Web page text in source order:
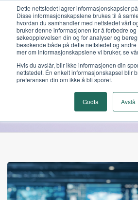
Dette nettstedet lagrer informasjonskapsler
Disse informasjonskapslene brukes til å
hvordan du samhandler med nettstedet vårt
bruker denne informasjonen for å forbedre og
søkeopplevelsen din og for analyser og
besøkende både på dette nettstedet og
mer om informasjonskapslene vi bruker, se
Hvis du avslår, blir ikke informasjonen din
nettstedet. Én enkelt informasjonskapsel blir
preferansen din om ikke å bli sporet.
Godta Avslå